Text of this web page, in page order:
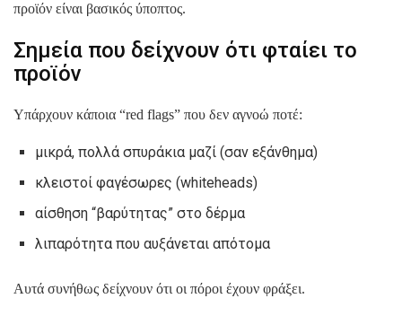
προϊόν είναι βασικός ύποπτος.
Σημεία που δείχνουν ότι φταίει το
προϊόν
Υπάρχουν κάποια “red flags” που δεν αγνοώ ποτέ:
μικρά, πολλά σπυράκια μαζί (σαν εξάνθημα)
κλειστοί φαγέσωρες (whiteheads)
αίσθηση “βαρύτητας” στο δέρμα
λιπαρότητα που αυξάνεται απότομα
Αυτά συνήθως δείχνουν ότι οι πόροι έχουν φράξει.